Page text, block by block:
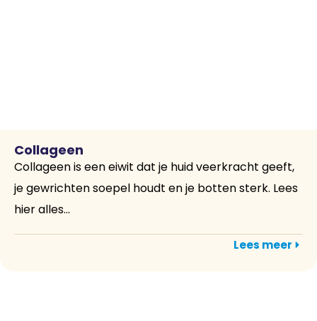
Collageen
Collageen is een eiwit dat je huid veerkracht geeft,
je gewrichten soepel houdt en je botten sterk. Lees
hier alles...
Lees meer